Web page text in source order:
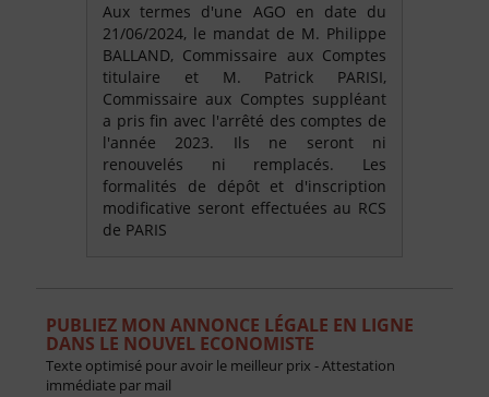
Aux termes d'une AGO en date du
21/06/2024, le mandat de M. Philippe
BALLAND, Commissaire aux Comptes
titulaire et M. Patrick PARISI,
Commissaire aux Comptes suppléant
a pris fin avec l'arrêté des comptes de
l'année 2023. Ils ne seront ni
renouvelés ni remplacés. Les
formalités de dépôt et d'inscription
modificative seront effectuées au RCS
de PARIS
PUBLIEZ MON ANNONCE LÉGALE EN LIGNE
DANS LE NOUVEL ECONOMISTE
Texte optimisé pour avoir le meilleur prix - Attestation
immédiate par mail